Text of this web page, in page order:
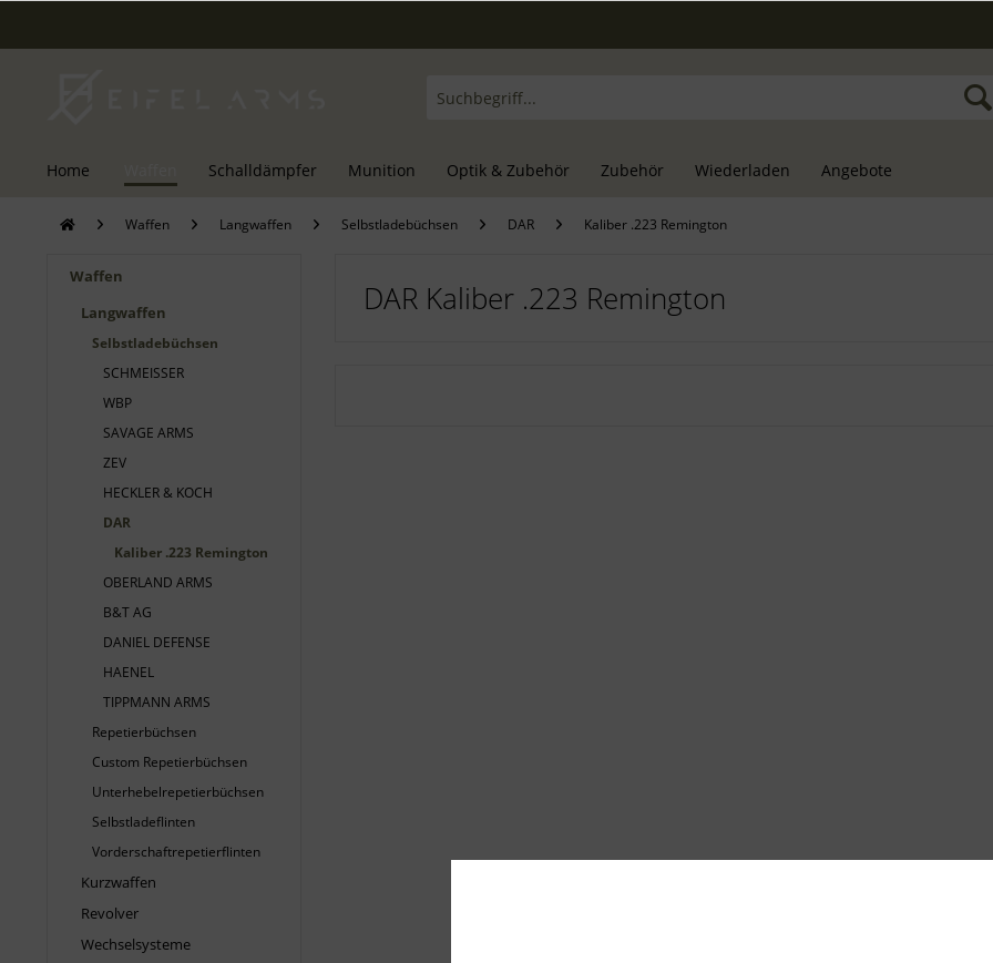
Home Schalldämpfer Munition Optik & Zubehör Zubehör Wiederladen Angebote
Waffen Langwaffen Selbstladebüchsen DAR Kaliber .223 Remington
Waffen
Langwaffen
Selbstladebüchsen
SCHMEISSER
WBP
SAVAGE ARMS
ZEV
HECKLER & KOCH
DAR
Kaliber .223 Remington
OBERLAND ARMS
B&T AG
DANIEL DEFENSE
HAENEL
TIPPMANN ARMS
Repetierbüchsen
Custom Repetierbüchsen
Unterhebelrepetierbüchsen
Selbstladeflinten
Vorderschaftrepetierflinten
Kurzwaffen
Revolver
Wechselsysteme
DAR Kaliber .223 Remington